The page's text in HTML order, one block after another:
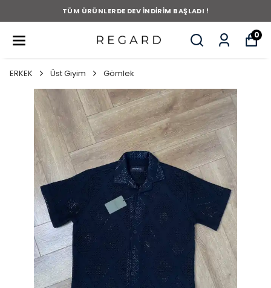
TÜM ÜRÜNLERDE DEV İNDİRİM BAŞLADI !
0
ERKEK Üst Giyim Gömlek